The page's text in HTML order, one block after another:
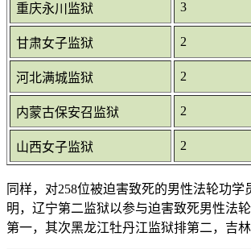
重庆永川监狱 3
甘肃女子监狱 2
河北满城监狱 2
内蒙古保安召监狱 2
山西女子监狱 2
同样，对258位被迫害致死的男性法轮功学
明，辽宁第二监狱以参与迫害致死男性法
第一，其次黑龙江牡丹江监狱排第二，吉林